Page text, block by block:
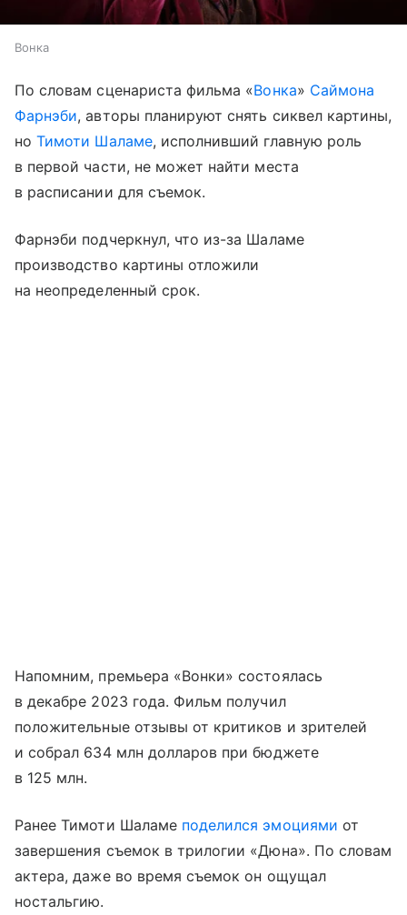
Вонка
По словам сценариста фильма «Вонка» Саймона
Фарнэби, авторы планируют снять сиквел картины,
ноТимоти Шаламе, исполнивший главную роль
в первой части, не может найти места
в расписании для съемок.
Фарнэби подчеркнул, что из-за Шаламе
производство картины отложили
на неопределенный срок.
Напомним, премьера «Вонки» состоялась
в декабре 2023 года. Фильм получил
положительные отзывы от критиков и зрителей
и собрал 634 млн долларов при бюджете
в 125 млн.
Ранее Тимоти Шаламе поделился эмоциями от
завершения съемок в трилогии «Дюна». По словам
актера, даже во время съемок он ощущал
ностальгию.